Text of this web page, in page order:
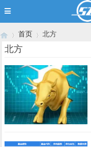
›
首页
›
北方
北方